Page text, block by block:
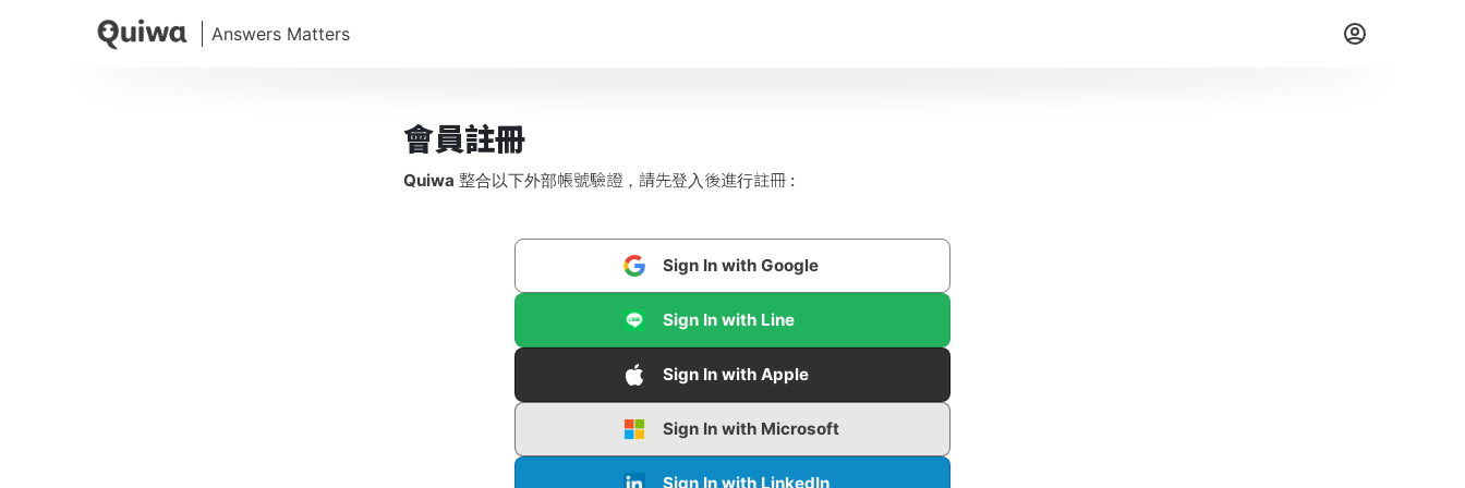
會員註冊
Quiwa 整合以下外部帳號驗證，請先登入後進行註冊 :
Sign In with Google
Sign In with Line
Sign In with Apple
Sign In with Microsoft
Sign In with LinkedIn